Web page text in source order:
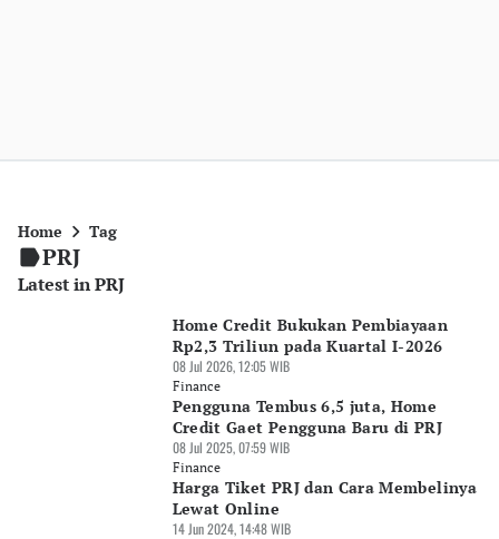
Home Tag
PRJ
Latest in PRJ
Home Credit Bukukan Pembiayaan
Rp2,3 Triliun pada Kuartal I-2026
08 Jul 2026, 12:05 WIB
Finance
Pengguna Tembus 6,5 juta, Home
Credit Gaet Pengguna Baru di PRJ
08 Jul 2025, 07:59 WIB
Finance
Harga Tiket PRJ dan Cara Membelinya
Lewat Online
14 Jun 2024, 14:48 WIB